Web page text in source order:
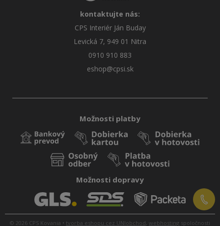
kontaktujte nás:
CPS Interiér Ján Buday
Levická 7, 949 01 Nitra
0910 910 883
eshop@cpsi.sk
Možnosti platby
Možnosti dopravy
© 2026 CPS Kovania • tvorba eshopu cez UNIobchod, webhosting spoločnosti